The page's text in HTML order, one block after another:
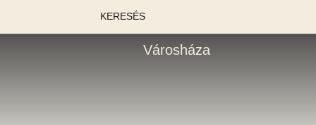
KERESÉS
Városháza